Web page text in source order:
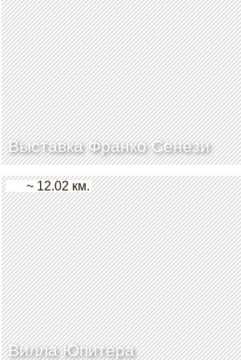
Выставка Франко Сенези
Вилла Юпитера
~ 12.02 км.